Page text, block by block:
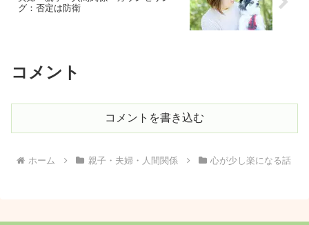
グ：否定は防衛
コメント
コメントを書き込む
ホーム 親子・夫婦・人間関係 心が少し楽になる話